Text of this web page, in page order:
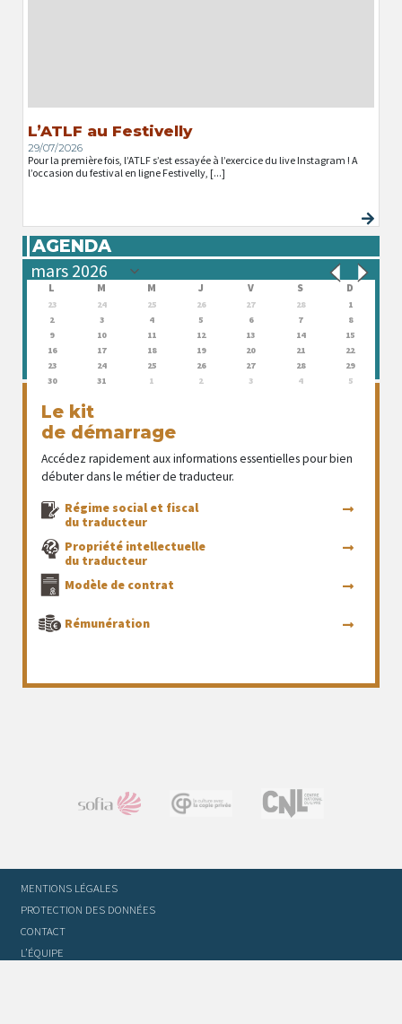
L’ATLF au Festivelly
29/07/2026
Pour la première fois, l’ATLF s’est essayée à l’exercice du live Instagram ! A
l’occasion du festival en ligne Festivelly, [...]
AGENDA
L M M J V S D
23 24 25 26 27 28
1
2
3 4 5 6 7
8
9
10 11 12 13 14
15
16
17 18 19 20 21
22
23
24 25 26 27 28
29
30
31 1 2 3 4 5
Le kit
de démarrage
Accédez rapidement aux informations essentielles pour bien
débuter dans le métier de traducteur.
Régime social et fiscal
du traducteur
Propriété intellectuelle
du traducteur
Modèle de contrat
Rémunération
MENTIONS LÉGALES
PROTECTION DES DONNÉES
CONTACT
L’ÉQUIPE